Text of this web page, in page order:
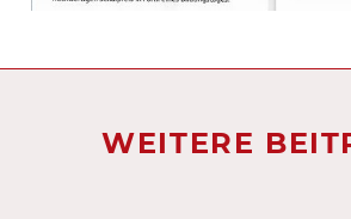
WEITERE